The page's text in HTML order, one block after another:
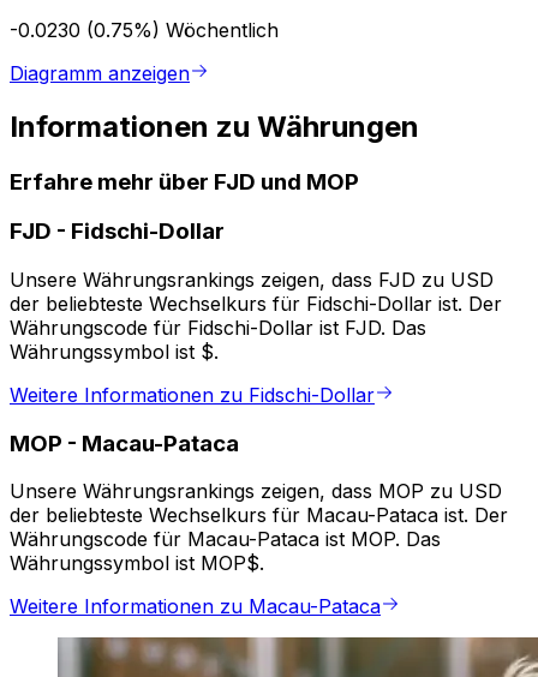
-0.0230 (0.75%) Wöchentlich
Diagramm anzeigen
Informationen zu Währungen
Erfahre mehr über FJD und MOP
FJD - Fidschi-Dollar
Unsere Währungsrankings zeigen, dass FJD zu USD
der beliebteste Wechselkurs für Fidschi-Dollar ist. Der
Währungscode für Fidschi-Dollar ist FJD. Das
Währungssymbol ist $.
Weitere Informationen zu Fidschi-Dollar
MOP - Macau-Pataca
Unsere Währungsrankings zeigen, dass MOP zu USD
der beliebteste Wechselkurs für Macau-Pataca ist. Der
Währungscode für Macau-Pataca ist MOP. Das
Währungssymbol ist MOP$.
Weitere Informationen zu Macau-Pataca